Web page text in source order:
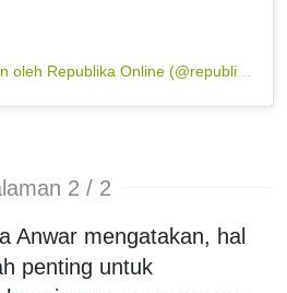
Sebuah kiriman dibagikan oleh Republika Online (@republikaonline)
2 / 2
Anwar mengatakan, hal
penting untuk